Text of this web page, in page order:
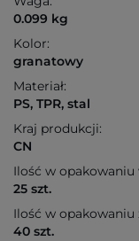
0.099 kg
Kolor:
granatowy
Materiał:
PS, TPR, stal
Kraj produkcji:
CN
Ilość w
25 szt.
Ilość w opakowaniu
40 szt.